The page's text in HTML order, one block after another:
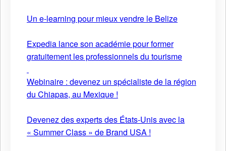
Un e-learning pour mieux vendre le Belize
Expedia lance son académie pour former
gratuitement les professionnels du tourisme
Webinaire : devenez un spécialiste de la région
du Chiapas, au Mexique !
Devenez des experts des États-Unis avec la
« Summer Class » de Brand USA !